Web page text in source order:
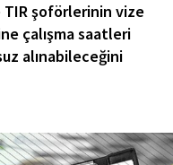
TIR şoförlerinin vize
çalışma saatleri
alınabileceğini